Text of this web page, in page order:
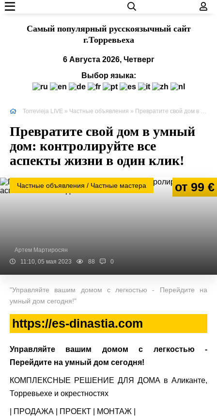
Cамый популярный русскоязычный сайт
г.Торревьеха
6 Августа 2026, Четверг
Выбор языка:
Torrevieja LIVE » Частные объявления » Превратите свой дом в умный дом: контролируйте все аспекты жизни в один клик!
Превратите свой дом в умный
дом: контролируйте все
аспекты жизни в один клик!
от 99 €
Частные объявления / Частные мастера
Артем Мартиросян
11:10, 05 мая 2023
88 0
"Управляйте вашим домом с легкостью - Перейдите на
умный дом сегодня!"
https://es-dinastia.com
Управляйте вашим домом с легкостью -
Перейдите на умный дом сегодня!
КОМПЛЕКСНЫЕ РЕШЕНИЕ ДЛЯ ДОМА в Аликанте,
Торревьехе и окрестностях
| ПРОДАЖА | ПРОЕКТ | МОНТАЖ |